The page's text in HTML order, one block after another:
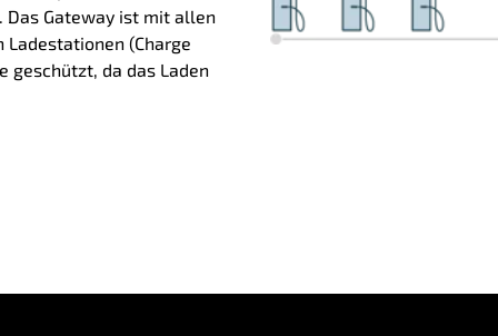
Das Gateway ist mit allen
(Charge
geschützt, da das Laden